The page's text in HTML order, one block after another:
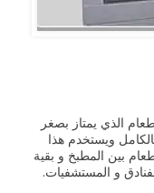
الذي يمتاز بصغر
ويستخدم هذا
بين المطبخ و بقية
و المستشفيات.